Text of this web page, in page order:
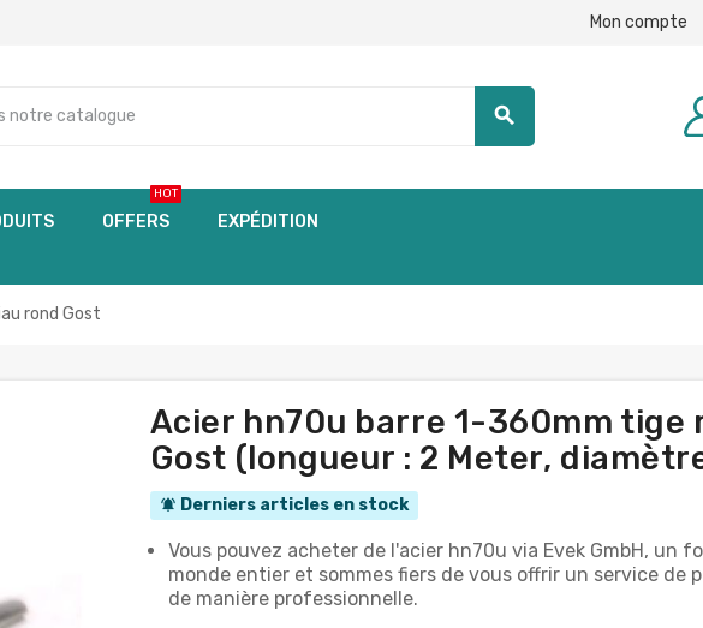
Mon compte
search
OFFERS
HOT
EXPÉDITION
rond Gost
Acier hn70u barre 1-360mm tige
Gost (longueur : 2 Meter,
notifications_active Derniers articles en stock
Vous pouvez acheter de l'acier hn70u via Evek GmbH, un
monde entier et sommes fiers de vous offrir un service de
de manière professionnelle.